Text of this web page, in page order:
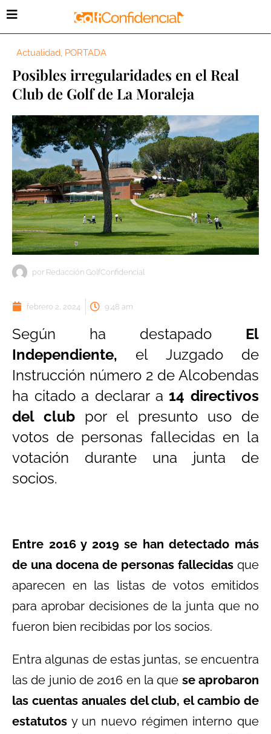
Actualidad, PORTADA
Posibles irregularidades en el Real
Club de Golf de La Moraleja
por Redacción GolfConfidencial
febrero 2, 2024 9:48 am
Según ha destapado El
Independiente, el Juzgado de
Instrucción número 2 de Alcobendas
ha citado a declarar a 14 directivos
del club por el presunto uso de
votos de personas fallecidas en la
votación durante una junta de
socios.
Entre 2016 y 2019 se han detectado más
de una docena de personas fallecidas que
aparecen en las listas de votos emitidos
para aprobar decisiones de la junta que no
fueron bien recibidas por los socios.
Entra algunas de estas juntas, se encuentra
las de junio de 2016 en la que se aprobaron
las cuentas anuales del club, el cambio de
estatutos y un nuevo régimen interno que